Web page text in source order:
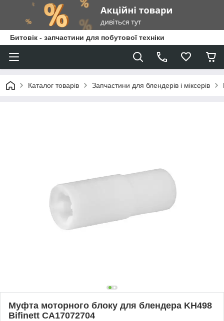
Битовік - запчастини для побутової техніки
Каталог товарів Запчастини для блендерів і міксерів
Муфта моторного блоку для блендера KH498
Bifinett CA17072704